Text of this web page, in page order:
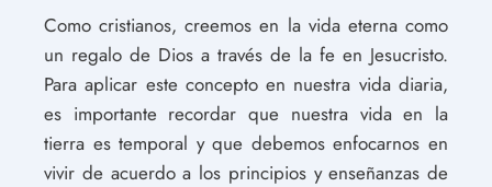
Como cristianos, creemos en la vida eterna como
un regalo de Dios a través de la fe en Jesucristo.
Para aplicar este concepto en nuestra vida diaria,
es importante recordar que nuestra vida en la
tierra es temporal y que debemos enfocarnos en
vivir de acuerdo a los principios y enseñanzas de